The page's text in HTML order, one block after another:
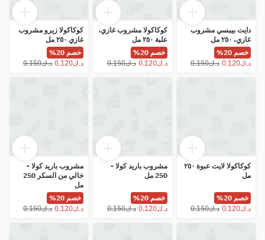
دايت بيبسي مشروب
غازي، ٢٥٠ مل
خصم 20%
كوكاكولا مشروب غازي،
علبة ٢٥٠ مل
خصم 20%
⁦د.ك0.120⁩
⁦د.ك0.150⁩
كوكاكولا زيرو مشروب
غازي ٢٥٠ مل
خصم 20%
⁦د.ك0.150⁩
كوكاكولا لايت عبوة ٢٥٠
مل
خصم 20%
مشروب باريد كولا -
250 مل
خصم 20%
⁦د.ك0.120⁩
⁦د.ك0.150⁩
مشروب باريد كولا -
خالي من السكر 250
مل
خصم 20%
⁦د.ك0.150⁩